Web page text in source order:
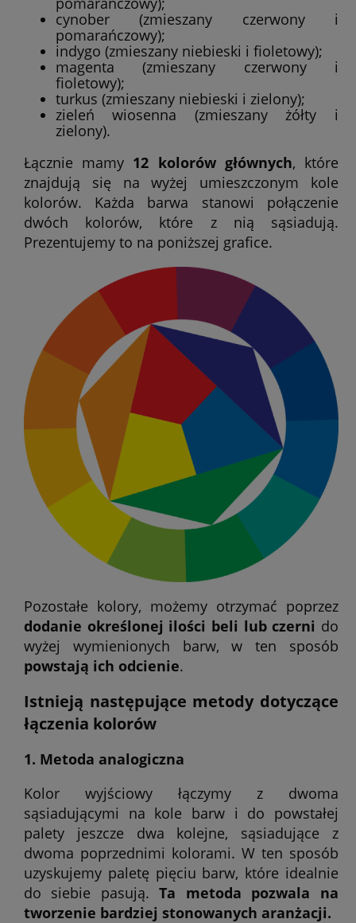
cynober (zmieszany czerwony i
pomarańczowy);
indygo (zmieszany niebieski i fioletowy);
magenta (zmieszany czerwony i
fioletowy);
turkus (zmieszany niebieski i zielony);
zieleń wiosenna (zmieszany żółty i
zielony).
Łącznie mamy 12 kolorów głównych, które
znajdują się na wyżej umieszczonym kole
kolorów. Każda barwa stanowi połączenie
dwóch kolorów, które z nią sąsiadują.
Prezentujemy to na poniższej grafice.
Pozostałe kolory, możemy otrzymać poprzez
dodanie określonej ilości beli lub czerni do
wyżej wymienionych barw, w ten sposób
powstają ich odcienie.
Istnieją następujące metody dotyczące
łączenia kolorów
1. Metoda analogiczna
Kolor wyjściowy łączymy z dwoma
sąsiadującymi na kole barw i do powstałej
palety jeszcze dwa kolejne, sąsiadujące z
dwoma poprzednimi kolorami. W ten sposób
uzyskujemy paletę pięciu barw, które idealnie
do siebie pasują.Ta metoda pozwala na
tworzenie bardziej stonowanych aranżacji.